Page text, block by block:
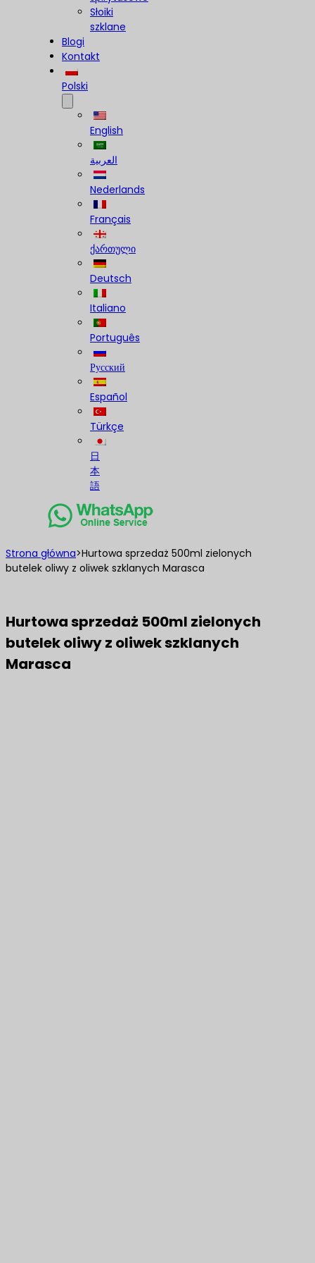
Słoiki
szklane
Blogi
Kontakt
Polski
English
العربية
Nederlands
Français
ქართული
Deutsch
Italiano
Português
Русский
Español
Türkçe
日
本
語
Strona główna>Hurtowa sprzedaż 500ml zielonych
butelek oliwy z oliwek szklanych Marasca
Hurtowa sprzedaż 500ml zielonych
butelek oliwy z oliwek szklanych
Marasca